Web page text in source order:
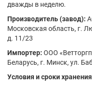
дважды в неделю.
Производитель (завод):
Московская область, г.
д. 11/23
Импортер: ООО
Беларусь, г. Минск, ул.
Условия и сроки